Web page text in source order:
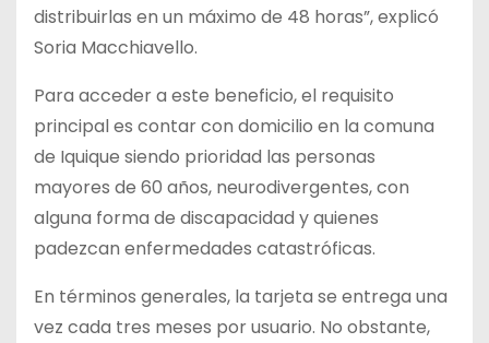
distribuirlas en un máximo de 48 horas”, explicó
Soria Macchiavello.
Para acceder a este beneficio, el requisito
principal es contar con domicilio en la comuna
de Iquique siendo prioridad las personas
mayores de 60 años, neurodivergentes, con
alguna forma de discapacidad y quienes
padezcan enfermedades catastróficas.
En términos generales, la tarjeta se entrega una
vez cada tres meses por usuario. No obstante,